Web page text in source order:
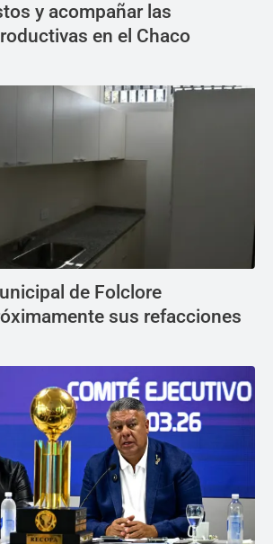
y acompañar las
en el Chaco
de Folclore
sus refacciones